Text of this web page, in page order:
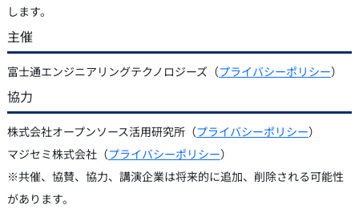
します。
主催
富士通エンジニアリングテクノロジーズ（プライバシーポリシー）
協力
株式会社オープンソース活用研究所（プライバシーポリシー）
マジセミ株式会社（プライバシーポリシー）
※共催、協賛、協力、講演企業は将来的に追加、削除される可能性
があります。